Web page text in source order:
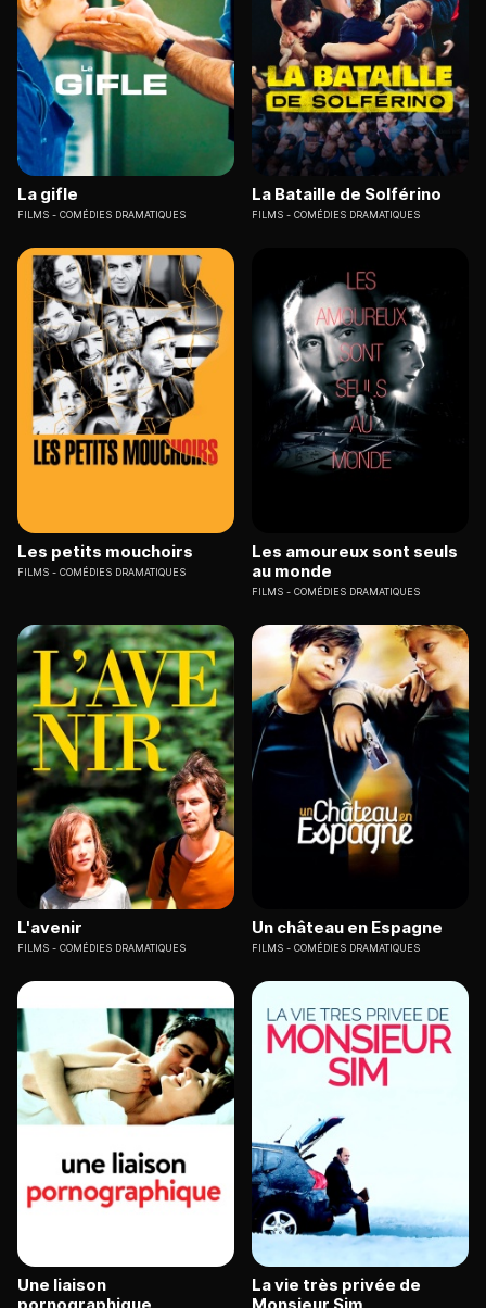
La gifle
FILMS COMÉDIES DRAMATIQUES
La Bataille de Solférino
FILMS COMÉDIES DRAMATIQUES
Les petits mouchoirs
FILMS COMÉDIES DRAMATIQUES
Les amoureux sont seuls
au monde
FILMS COMÉDIES DRAMATIQUES
L'avenir
FILMS COMÉDIES DRAMATIQUES
Un château en Espagne
FILMS COMÉDIES DRAMATIQUES
Une liaison
La vie très privée de